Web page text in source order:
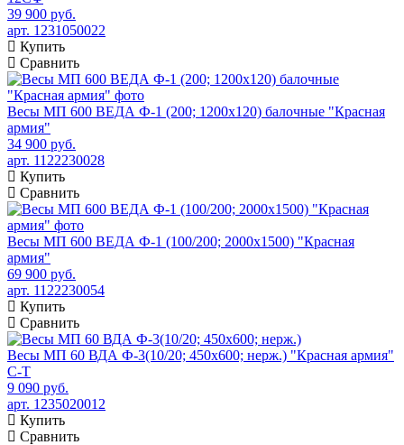
39 900 руб.
арт. 1231050022
Купить
Сравнить
Весы МП 600 ВЕДА Ф-1 (200; 1200х120) балочные "Красная
армия"
34 900 руб.
арт. 1122230028
Купить
Сравнить
Весы МП 600 ВЕДА Ф-1 (100/200; 2000х1500) "Красная
армия"
69 900 руб.
арт. 1122230054
Купить
Сравнить
Весы МП 60 ВДА Ф-3(10/20; 450х600; нерж.) "Красная армия"
C-T
9 090 руб.
арт. 1235020012
Купить
Сравнить